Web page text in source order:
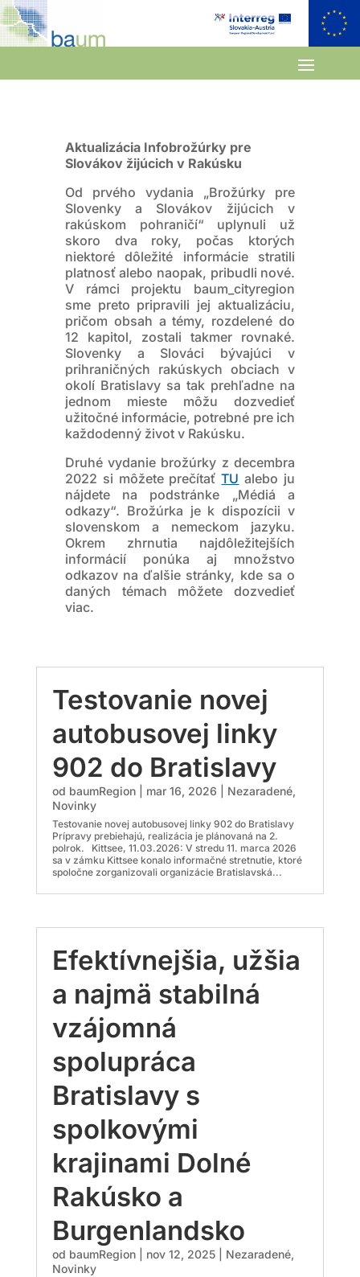
Aktualizácia Infobrožúrky pre
Slovákov žijúcich v Rakúsku
Od prvého vydania „Brožúrky pre
Slovenky a Slovákov žijúcich v
rakúskom pohraničí“ uplynuli už
skoro dva roky, počas ktorých
niektoré dôležité informácie stratili
platnosť alebo naopak, pribudli nové.
V rámci projektu baum_cityregion
sme preto pripravili jej aktualizáciu,
pričom obsah a témy, rozdelené do
12 kapitol, zostali takmer rovnaké.
Slovenky a Slováci bývajúci v
prihraničných rakúskych obciach v
okolí Bratislavy sa tak prehľadne na
jednom mieste môžu dozvedieť
užitočné informácie, potrebné pre ich
každodenný život v Rakúsku.
Druhé vydanie brožúrky z decembra
2022 si môžete prečítaťTU alebo ju
nájdete na podstránke „Médiá a
odkazy“. Brožúrka je k dispozícii v
slovenskom a nemeckom jazyku.
Okrem zhrnutia najdôležitejších
informácií ponúka aj množstvo
odkazov na ďalšie stránky, kde sa o
daných témach môžete dozvedieť
viac.
Testovanie novej
autobusovej linky
902 do Bratislavy
od baumRegion| mar 16, 2026 Nezaradené,
Novinky
Testovanie novej autobusovej linky 902 do Bratislavy
Prípravy prebiehajú, realizácia je plánovaná na 2.
polrok. Kittsee, 11.03.2026: V stredu 11. marca 2026
sa v zámku Kittsee konalo informačné stretnutie, ktoré
spoločne zorganizovali organizácie Bratislavská...
Efektívnejšia, užšia
a najmä stabilná
vzájomná
spolupráca
Bratislavy s
spolkovými
krajinami Dolné
Rakúsko a
Burgenlandsko
od baumRegion| nov 12, 2025| Nezaradené,
Novinky